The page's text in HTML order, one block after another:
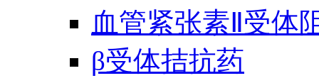
血管紧张素Ⅱ受体
β受体拮抗药